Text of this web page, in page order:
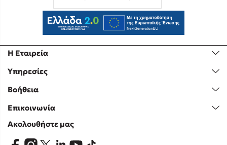
Η Εταιρεία
Υπηρεσίες
Βοήθεια
Επικοινωνία
Ακολουθήστε μας